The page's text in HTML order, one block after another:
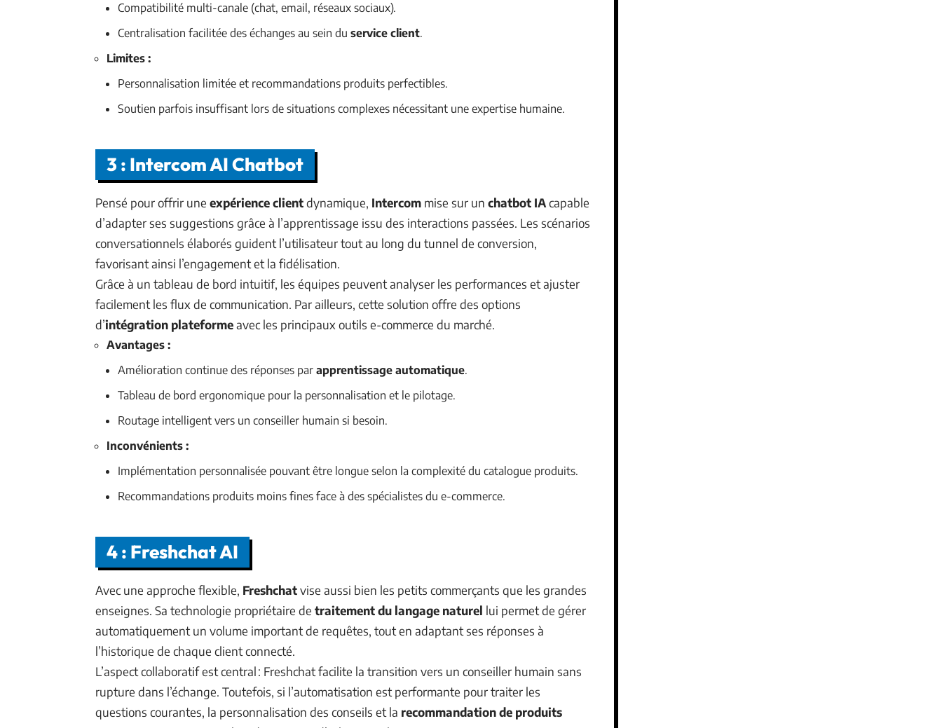
Compatibilité multi-canale (chat, email, réseaux sociaux).
Centralisation facilitée des échanges au sein du service client.
Limites :
Personnalisation limitée et recommandations produits perfectibles.
Soutien parfois insuffisant lors de situations complexes nécessitant une expertise humaine.
3 : Intercom AI Chatbot
Pensé pour offrir une expérience clientdynamique, Intercom mise sur un chatbot IAcapable
d’adapter ses suggestions grâce à l’apprentissage issu des interactions passées. Les scénarios
conversationnels élaborés guident l’utilisateur tout au long du tunnel de conversion,
favorisant ainsi l’engagement et la fidélisation.
Grâce à un tableau de bord intuitif, les équipes peuvent analyser les performances et ajuster
facilement les flux de communication. Par ailleurs, cette solution offre des options
d’intégration plateformeavec les principaux outils e-commerce du marché.
Avantages :
Amélioration continue des réponses par apprentissage automatique.
Tableau de bord ergonomique pour la personnalisation et le pilotage.
Routage intelligent vers un conseiller humain si besoin.
Inconvénients :
Implémentation personnalisée pouvant être longue selon la complexité du catalogue produits.
Recommandations produits moins fines face à des spécialistes du e-commerce.
4 : Freshchat AI
Avec une approche flexible, Freshchatvise aussi bien les petits commerçants que les grandes
enseignes. Sa technologie propriétaire de traitement du langage naturel lui permet de gérer
automatiquement un volume important de requêtes, tout en adaptant ses réponses à
l’historique de chaque client connecté.
L’aspect collaboratif est central : Freshchat facilite la transition vers un conseiller humain sans
rupture dans l’échange. Toutefois, si l’automatisation est performante pour traiter les
questions courantes, la personnalisation des conseils et la recommandation de produits